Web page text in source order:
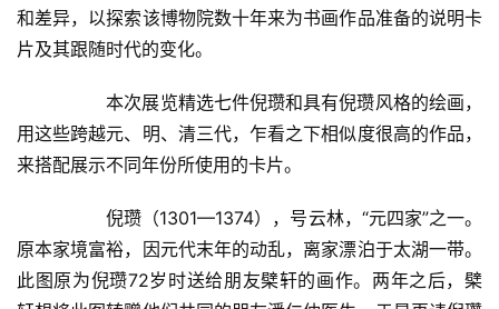
和差异，以探索该博物院数十年来为书画作品准备的说明卡
片及其跟随时代的变化。
用这些跨越元、明、清三代，乍看之下相似度很高的作品，
来搭配展示不同年份所使用的卡片。
原本家境富裕，因元代末年的动乱，离家漂泊于太湖一带。
此图原为倪瓒72岁时送给朋友檗轩的画作。两年之后，檗